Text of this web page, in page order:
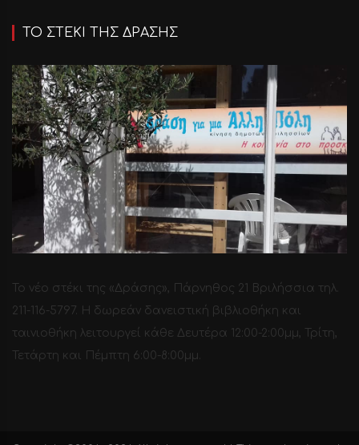
ΤΟ ΣΤΕΚΙ ΤΗΣ ΔΡΑΣΗΣ
Το νέο στέκι της «Δράσης», Πάρνηθος 21 Βριλήσσια τηλ.
211-116-5797. H δωρεάν δανειστική βιβλιοθήκη και
ταινιοθήκη λειτουργεί κάθε Δευτέρα 12:00-2:00μμ, Τρίτη,
Τετάρτη και Πέμπτη 6:00-8:00μμ.